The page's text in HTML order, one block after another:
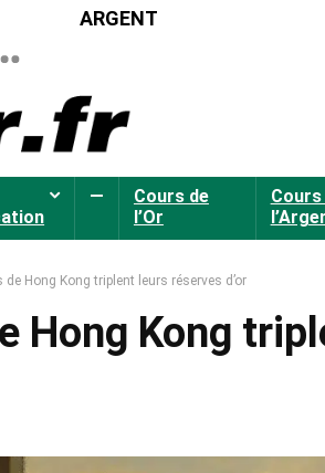
ARGENT
—
Cours de
l’Or
Cours
Hong Kong triplent leurs réserves d’or
Hong Kong